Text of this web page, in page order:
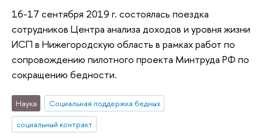
16-17 сентября 2019 г. состоялась поездка
сотрудников Центра анализа доходов и уровня жизни
ИСП в Нижегородскую область в рамках работ по
сопровождению пилотного проекта Минтруда РФ по
сокращению бедности.
Наука
Социальная поддержка бедных
социальный контракт